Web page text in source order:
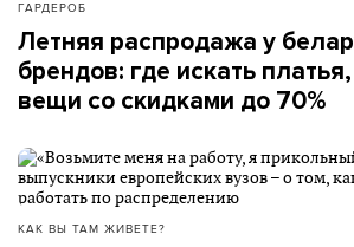
ГАРДЕРОБ
Летняя распродажа у
брендов: где искать
вещи со скидками до 70%
КАК ВЫ ТАМ ЖИВЕТЕ?